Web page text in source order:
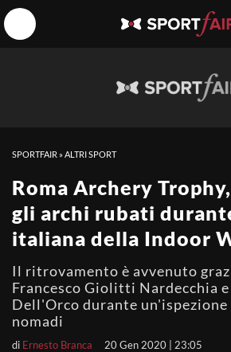
SPORTFAIR »ALTRI SPORT
Roma Archery
gli archi rubati
italiana della Indoor
Il ritrovamento è avvenuto
Francesco Giolitti Nardecchia
Dell'Orco durante un'ispezione
nomadi
di Ernesto Branca 20 Gen 2020 | 23:05